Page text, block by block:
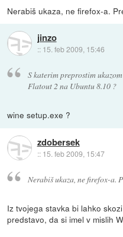
Nerabiš ukaza, ne firefox-a.
jinzo
:: 15. feb 2009, 15:46
S katerim preprostim
Flatout 2 na Ubuntu 8.10 ?
wine setup.exe ?
zdobersek
:: 15. feb 2009, 15:47
Nerabiš ukaza, ne firefox-a.
Iz tvojega stavka bi lahko
predstavo, da si imel v mislih